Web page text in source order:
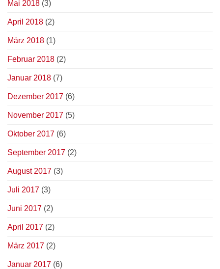
Mai 2018 (3)
April 2018 (2)
März 2018 (1)
Februar 2018 (2)
Januar 2018 (7)
Dezember 2017 (6)
November 2017 (5)
Oktober 2017 (6)
September 2017 (2)
August 2017 (3)
Juli 2017 (3)
Juni 2017 (2)
April 2017 (2)
März 2017 (2)
Januar 2017 (6)